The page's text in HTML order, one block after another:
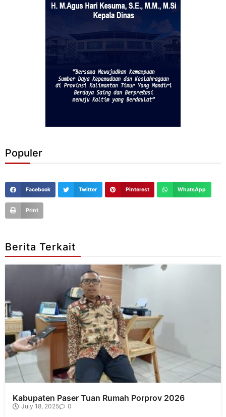
Populer
Facebook Twitter Pinterest WhatsApp
Print
Berita Terkait
Kabupaten Paser Tuan Rumah Porprov 2026
July 18, 2025 0